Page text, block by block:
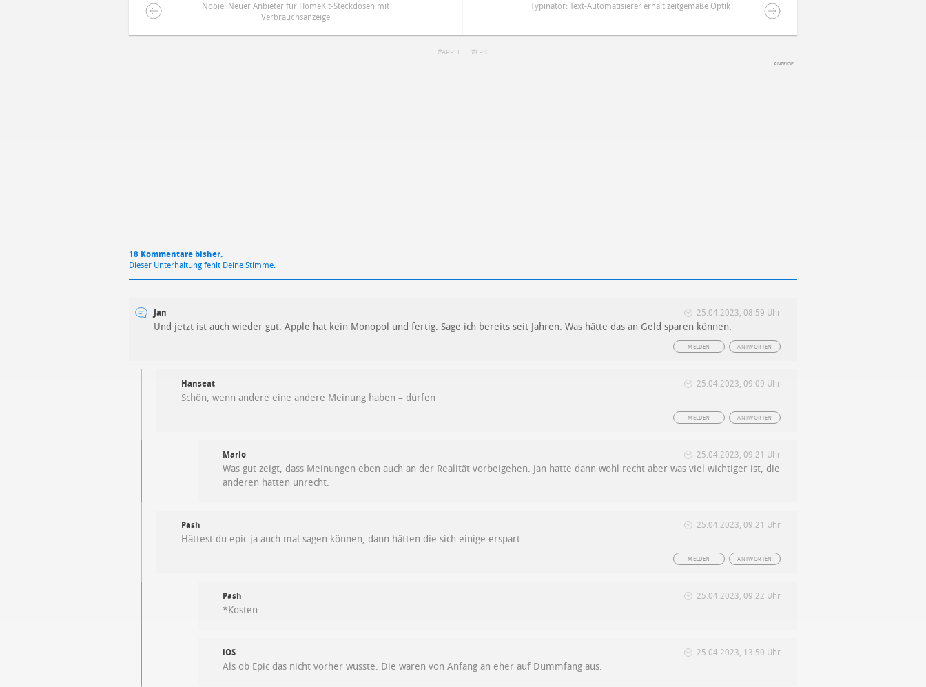
Nooie: Neuer Anbieter für HomeKit-Steckdosen mit
Verbrauchsanzeige
Typinator: Text-Automatisierer erhält zeitgemäße Optik
APPLE EPIC
18 Kommentare bisher.
Dieser Unterhaltung fehlt Deine Stimme.
Jan 25.04.2023, 08:59 Uhr
Und jetzt ist auch wieder gut. Apple hat kein Monopol und fertig. Sage ich bereits seit Jahren. Was hätte das an Geld sparen können.
ANTWORTEN
MELDEN
Hanseat 25.04.2023, 09:09 Uhr
Schön, wenn andere eine andere Meinung haben – dürfen
ANTWORTEN
MELDEN
Mario 25.04.2023, 09:21 Uhr
Was gut zeigt, dass Meinungen eben auch an der Realität vorbeigehen. Jan hatte dann wohl recht aber was viel wichtiger ist, die
anderen hatten unrecht.
Pash 25.04.2023, 09:21 Uhr
Hättest du epic ja auch mal sagen können, dann hätten die sich einige erspart.
ANTWORTEN
MELDEN
Pash 25.04.2023, 09:22 Uhr
*Kosten
iOS 25.04.2023, 13:50 Uhr
Als ob Epic das nicht vorher wusste. Die waren von Anfang an eher auf Dummfang aus.